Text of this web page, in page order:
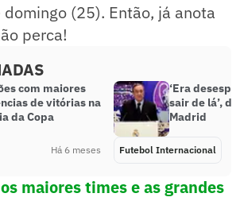
(25). Então, já anota
perca!
com maiores
de vitórias na
da Copa
Há 6 meses
‘Era
sair de lá’,
Madrid
Futebol Internacional
maiores times e as grandes